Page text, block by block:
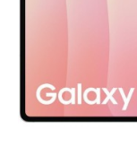
Trade-In